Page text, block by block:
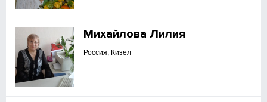
Михайлова Лилия
Россия, Кизел